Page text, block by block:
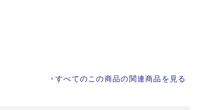
すべてのこの商品の関連商品を見る